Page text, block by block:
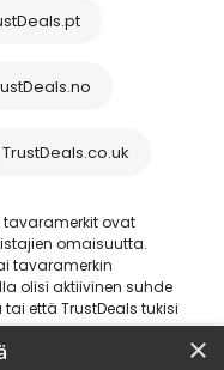
TrustDeals.co.uk
ovat
omaisuutta.
tavaramerkin
olisi aktiivinen suhde
että TrustDeals tukisi
×